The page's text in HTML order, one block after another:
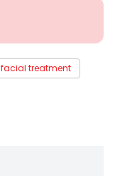
facial treatment